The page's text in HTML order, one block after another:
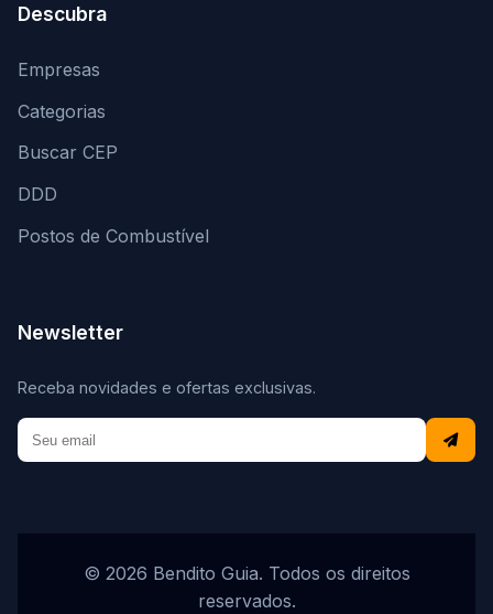
Descubra
Empresas
Categorias
Buscar CEP
DDD
Postos de Combustível
Newsletter
Receba novidades e ofertas exclusivas.
© 2026 Bendito Guia. Todos os direitos
reservados.